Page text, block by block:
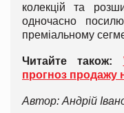
колекцій та
одночасно
преміальному
Читайте також:
прогноз продажу
Автор: Андрій